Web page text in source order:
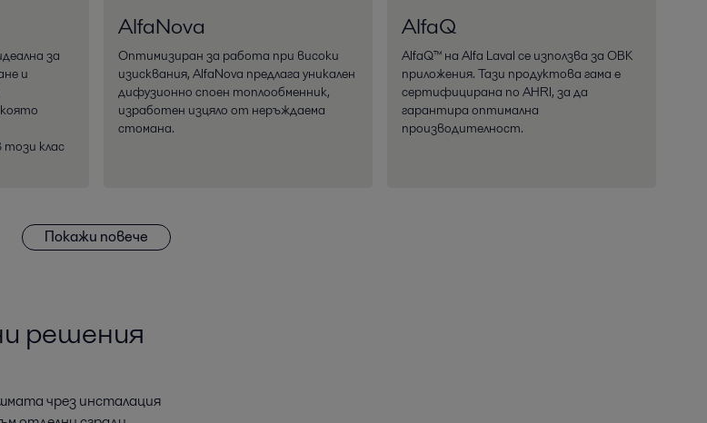
за
и
клас
AlfaNova
Оптимизиран за работа при високи
изисквания, AlfaNova предлага уникален
дифузионно споен топлообменник,
изработен изцяло от неръждаема
стомана.
AlfaQ
AlfaQ™ на Alfa Laval се използва за ОВК
приложения. Тази продуктова гама е
сертифицирана по AHRI, за да
гарантира оптимална
производителност.
Покажи повече
решения
чрез инсталация